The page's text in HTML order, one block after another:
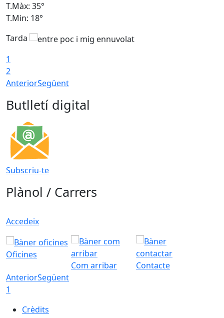
T.Màx: 35°
T.Min: 18°
Tarda
1
2
AnteriorSegüent
Butlletí digital
Subscriu-te
Plànol / Carrers
Accedeix
Oficines
Com arribar
Contacte
AnteriorSegüent
1
Crèdits